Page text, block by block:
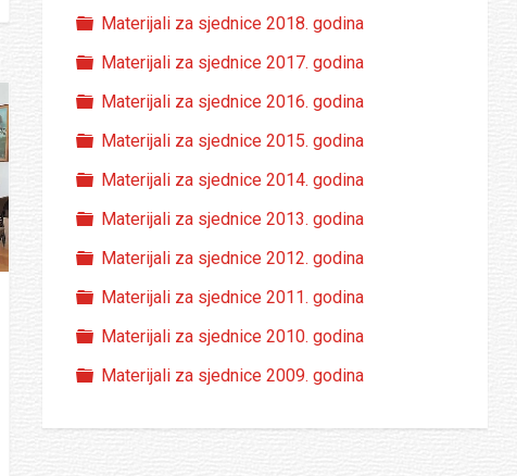
Folder
Materijali za sjednice 2018. godina
Folder
Materijali za sjednice 2017. godina
Folder
Materijali za sjednice 2016. godina
Folder
Materijali za sjednice 2015. godina
Folder
Materijali za sjednice 2014. godina
Folder
Materijali za sjednice 2013. godina
Folder
Materijali za sjednice 2012. godina
Folder
Materijali za sjednice 2011. godina
Folder
Materijali za sjednice 2010. godina
Folder
Materijali za sjednice 2009. godina